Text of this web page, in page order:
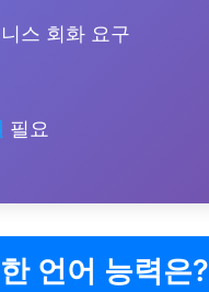
스 회화 요구
필요
언어 능력은?